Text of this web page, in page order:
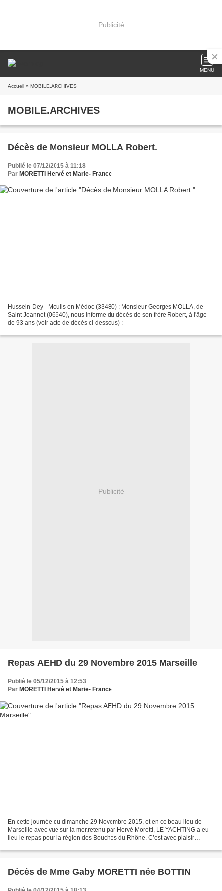
Publicité
MENU
Accueil » MOBILE.ARCHIVES
MOBILE.ARCHIVES
Décès de Monsieur MOLLA Robert.
Publié le 07/12/2015 à 11:18
Par MORETTI Hervé et Marie- France
Hussein-Dey - Moulis en Médoc (33480) : Monsieur Georges MOLLA, de
Saint Jeannet (06640), nous informe du décès de son frère Robert, à l'âge
de 93 ans (voir acte de décès ci-dessous) :
Publicité
Repas AEHD du 29 Novembre 2015 Marseille
Publié le 05/12/2015 à 12:53
Par MORETTI Hervé et Marie- France
En cette journée du dimanche 29 Novembre 2015, et en ce beau lieu de
Marseille avec vue sur la mer,retenu par Hervé Moretti, LE YACHTING a eu
lieu le repas pour la région des Bouches du Rhône. C’est avec plaisir
Décès de Mme Gaby MORETTI née BOTTIN